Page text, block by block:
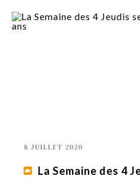
8 JUILLET 2020
La Semaine des 4